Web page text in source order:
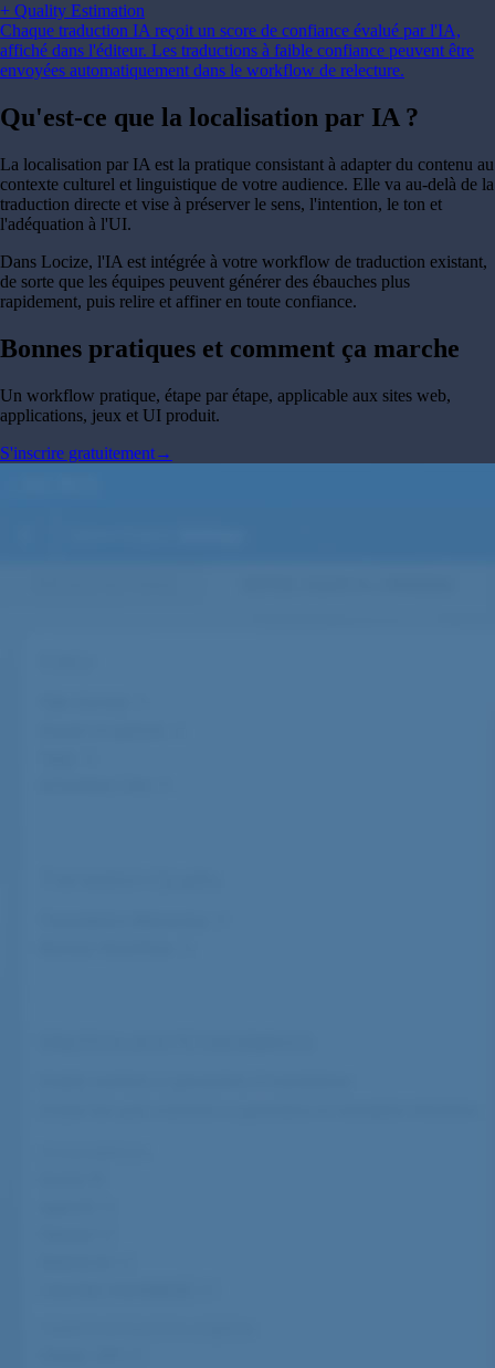
+ Quality Estimation
Chaque traduction IA reçoit un score de confiance évalué par l'IA,
affiché dans l'éditeur. Les traductions à faible confiance peuvent être
envoyées automatiquement dans le workflow de relecture.
Qu'est-ce que la localisation par IA ?
La localisation par IA est la pratique consistant à adapter du contenu au
contexte culturel et linguistique de votre audience. Elle va au-delà de la
traduction directe et vise à préserver le sens, l'intention, le ton et
l'adéquation à l'UI.
Dans Locize, l'IA est intégrée à votre workflow de traduction existant,
de sorte que les équipes peuvent générer des ébauches plus
rapidement, puis relire et affiner en toute confiance.
Bonnes pratiques et comment ça marche
Un workflow pratique, étape par étape, applicable aux sites web,
applications, jeux et UI produit.
S'inscrire gratuitement→